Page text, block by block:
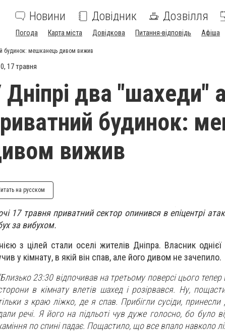
Новини Довідник Дозвілля
Погода Карта міста Довідкова Питання-відповідь Афіша
будинок: мешканець дивом вижив
17 травня
Дніпрі два "шахеди"
будинок:
вижив
на русском
17 травня приватний сектор опинився в епіцентрі
за вибухом.
з цілей стали оселі жителів Дніпра. Власник
у кімнату, в якій він спав, але його дивом не зачепило.
23:30 відпочивав на третьому поверсі цього
в кімнату влетів шахед і розірвався. Ну,
з краю ліжко, де я спав. Прибігли сусіди,
речі. Я його на підльоті чув дуже голосно, бо було
по спині падає. Пощастило, що все впало навколо